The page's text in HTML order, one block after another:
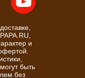
и
быть
без